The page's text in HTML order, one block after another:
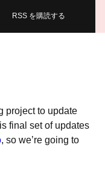
RSS を購読する
project to update
final set of updates
, so we’re going to